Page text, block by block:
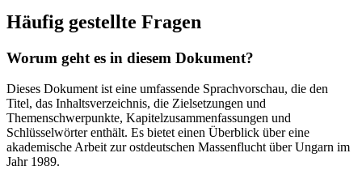
Häufig gestellte Fragen
Worum geht es in diesem Dokument?
Dieses Dokument ist eine umfassende Sprachvorschau, die den
Titel, das Inhaltsverzeichnis, die Zielsetzungen und
Themenschwerpunkte, Kapitelzusammenfassungen und
Schlüsselwörter enthält. Es bietet einen Überblick über eine
akademische Arbeit zur ostdeutschen Massenflucht über Ungarn im
Jahr 1989.